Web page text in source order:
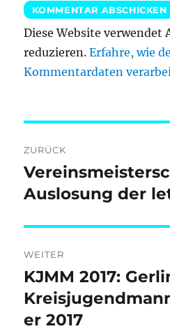
Diese Website verwendet
reduzieren.Erfahre, wie
Kommentardaten
ZURÜCK
Vorheriger
Beitrag:
Auslosung der
WEITER
Nächster
Beitrag:
KJMM 2017:
er 2017